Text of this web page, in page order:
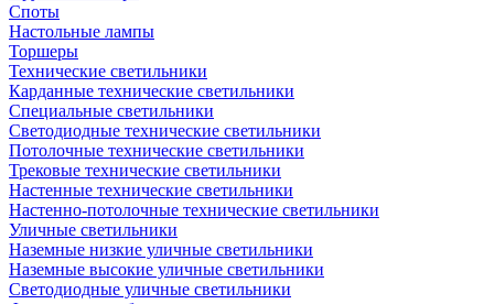
Споты
Настольные лампы
Торшеры
Технические светильники
Карданные технические светильники
Специальные светильники
Светодиодные технические светильники
Потолочные технические светильники
Трековые технические светильники
Настенные технические светильники
Настенно-потолочные технические светильники
Уличные светильники
Наземные низкие уличные светильники
Наземные высокие уличные светильники
Светодиодные уличные светильники